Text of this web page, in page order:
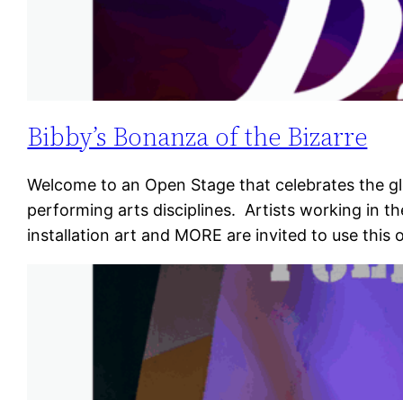
Bibby’s Bonanza of the Bizarre
Welcome to an Open Stage that celebrates the
performing arts disciplines. Artists working in
installation art and MORE are invited to use